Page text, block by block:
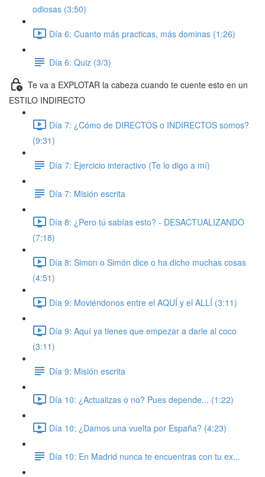
odiosas (3:50)
Día 6: Cuanto más practicas, más dominas (1:26)
Día 6: Quiz (3/3)
Te va a EXPLOTAR la cabeza cuando te cuente esto en un
ESTILO INDIRECTO
Día 7: ¿Cómo de DIRECTOS o INDIRECTOS somos?
(9:31)
Día 7: Ejercicio interactivo (Te lo digo a mí)
Día 7: Misión escrita
Día 8: ¿Pero tú sabías esto? - DESACTUALIZANDO
(7:18)
Día 8: Simon o Simón dice o ha dicho muchas cosas
(4:51)
Día 9: Moviéndonos entre el AQUÍ y el ALLÍ (3:11)
Día 9: Aquí ya tienes que empezar a darle al coco
(3:11)
Día 9: Misión escrita
Día 10: ¿Actualizas o no? Pues depende... (1:22)
Día 10: ¿Damos una vuelta por España? (4:23)
Día 10: En Madrid nunca te encuentras con tu ex...